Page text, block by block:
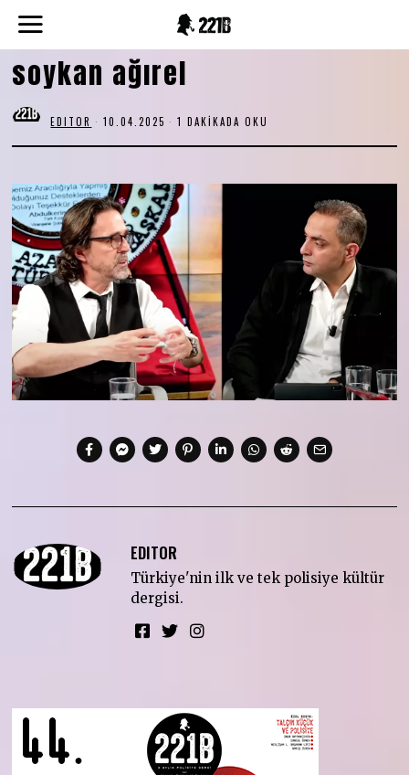
soykan ağırel
EDITOR 10.04.2025 1 DAKIKADA OKU
EDITOR
Türkiye'nin ilk ve tek polisiye kültür
dergisi.